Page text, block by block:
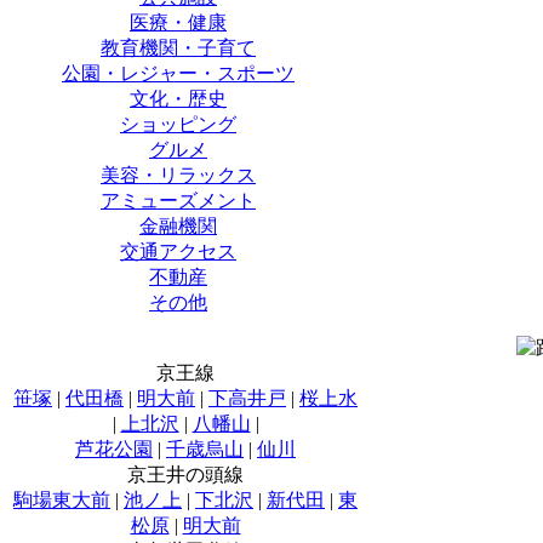
医療・健康
教育機関・子育て
公園・レジャー・スポーツ
文化・歴史
ショッピング
グルメ
美容・リラックス
アミューズメント
金融機関
交通アクセス
不動産
その他
京王線
笹塚 | 代田橋 | 明大前 | 下高井戸 | 桜上水
|
上北沢 | 八幡山 |
芦花公園 | 千歳烏山 | 仙川
京王井の頭線
駒場東大前 | 池ノ上 | 下北沢 | 新代田 | 東
松原| 明大前